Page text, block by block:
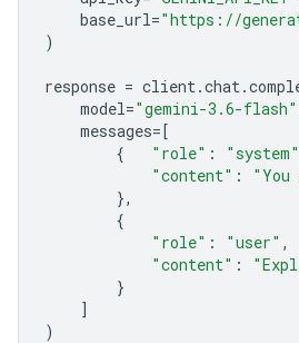
base_url="https://
)
response = client.chat.
model="gemini-3.6-flash"
messages=[
{
"role" : "system"
"content" :
},
{
"role" : "user" ,
"content" :
}
]
)